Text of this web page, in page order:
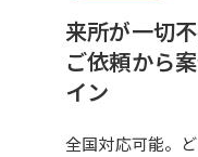
来所が一切
ご依頼から
イン
全国対応可能。